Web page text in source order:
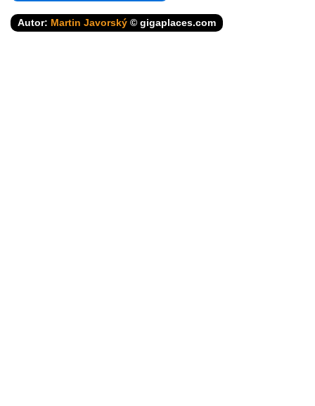
Autor: Martin Javorský © gigaplaces.com